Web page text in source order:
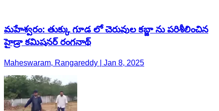
మహేశ్వరం: తుక్కు గూడ లో చెరువుల కబ్జా ను పరిశీలించిన
హైడ్రా కమిషనర్ రంగనాథ్
Maheswaram, Rangareddy | Jan 8, 2025